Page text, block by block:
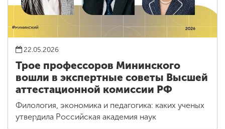
22.05.2026
Трое профессоров Мининского
вошли в экспертные советы Высшей
аттестационной комиссии РФ
Филология, экономика и педагогика: каких ученых
утвердила Российская академия наук